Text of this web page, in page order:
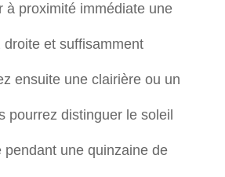
à proximité immédiate une
droite et suffisamment
ensuite une clairière ou un
pourrez distinguer le soleil
pendant une quinzaine de